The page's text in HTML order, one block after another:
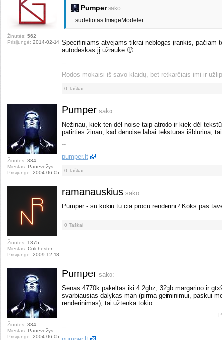
Žinutės: 562
Prisijungė: 2014-02-14
Pumpersako:
...sudėliotas ImageModeler...
Specifiniams atvejams tikrai neblogas įrankis, pačiam
autodeskas jį užraukė 🙂
--
Rodos mokaisi iš savo klaidų, bet retkarčiais imi ir
0 Taškai
Žinutės: 334
Miestas: Panevėžys
Prisijungė: 2004-06-05
Pumper sako:
Nežinau, kiek ten dėl noise taip atrodo ir kiek dėl
patirties žinau, kad denoise labai tekstūras išblurina,
--
pumper.lt
0 Taškai
Žinutės: 1375
Miestas: Colchester
Prisijungė: 2009-12-18
ramanauskius sako:
Pumper - su kokiu tu cia procu renderini? Koks pas
0 Taškai
Žinutės: 334
Miestas: Panevėžys
Prisijungė: 2004-06-05
Pumper sako:
Senas 4770k pakeltas iki 4.2ghz, 32gb margarino ir
svarbiausias dalykas man (pirma geiminimui, paskui
renderinimas), tai užtenka tokio.
--